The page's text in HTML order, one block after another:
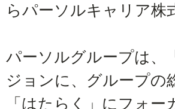
らパーソルキャリア株
パーソルグループは、
ジョンに、グループの
「はたらく」にフォ